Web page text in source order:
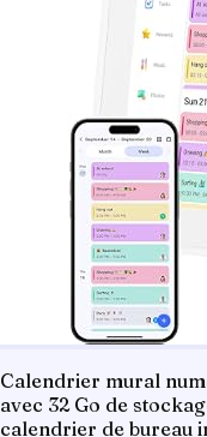
Calendrier mural
avec 32 Go de
calendrier de bureau